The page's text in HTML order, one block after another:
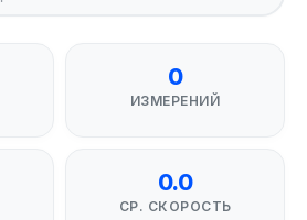
0
ИЗМЕРЕНИЙ
0.0
СР. СКОРОСТЬ